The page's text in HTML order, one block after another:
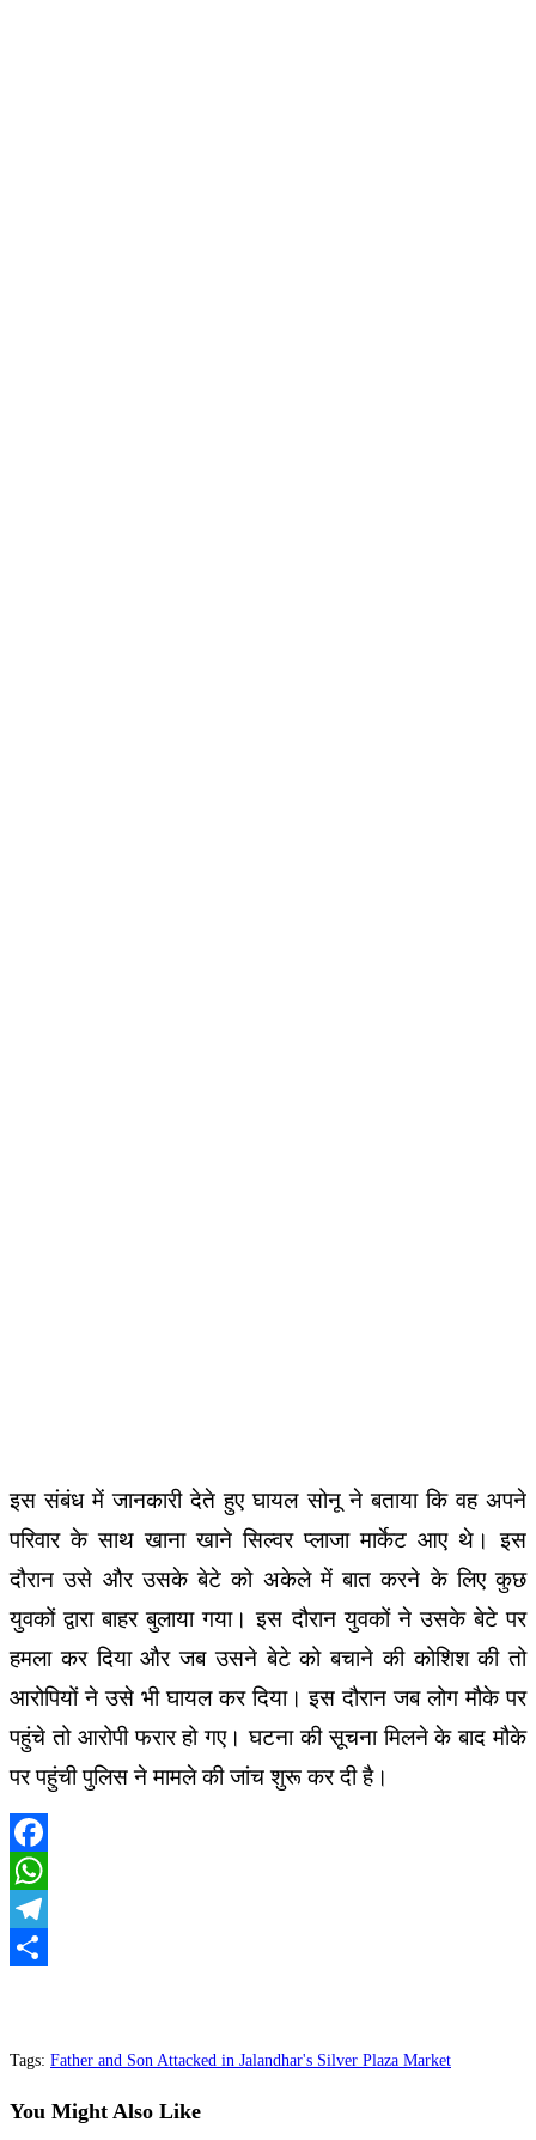
इस संबंध में जानकारी देते हुए घायल सोनू ने बताया कि वह अपने
परिवार के साथ खाना खाने सिल्वर प्लाजा मार्केट आए थे। इस
दौरान उसे और उसके बेटे को अकेले में बात करने के लिए कुछ
युवकों द्वारा बाहर बुलाया गया। इस दौरान युवकों ने उसके बेटे पर
हमला कर दिया और जब उसने बेटे को बचाने की कोशिश की तो
आरोपियों ने उसे भी घायल कर दिया। इस दौरान जब लोग मौके पर
पहुंचे तो आरोपी फरार हो गए। घटना की सूचना मिलने के बाद मौके
पर पहुंची पुलिस ने मामले की जांच शुरू कर दी है।
Facebook
WhatsApp
Telegram
Tags: Father and Son Attacked in Jalandhar's Silver Plaza Market
You Might Also Like